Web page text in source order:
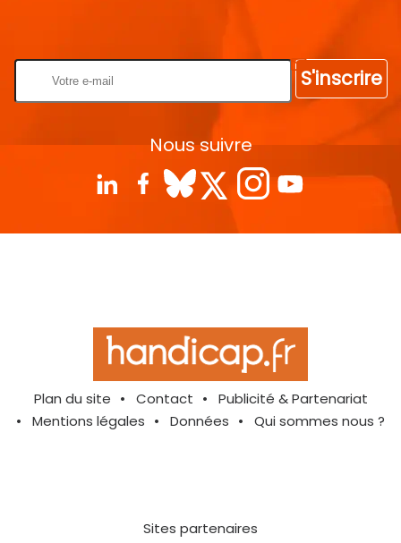
S'inscrire
Nous suivre
Plan du site Contact
Publicité & Partenariat
Mentions légales
Données Qui sommes nous ?
Sites partenaires